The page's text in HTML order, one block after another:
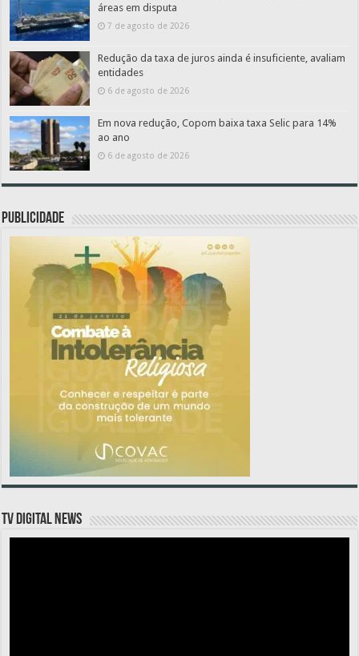
áreas em disputa
7 de agosto de 2026
Redução da taxa de juros ainda é insuficiente, avaliam
entidades
6 de agosto de 2026
Em nova redução, Copom baixa taxa Selic para 14%
ao ano
6 de agosto de 2026
PUBLICIDADE
TV DIGITAL NEWS